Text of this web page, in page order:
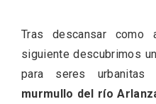
Tras descansar como
siguiente descubrimos
para seres
murmullo del río